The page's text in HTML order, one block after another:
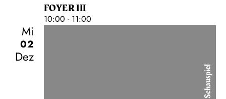
FOYER III
10:00 - 11:00
Mi
02
Dez
Schauspiel